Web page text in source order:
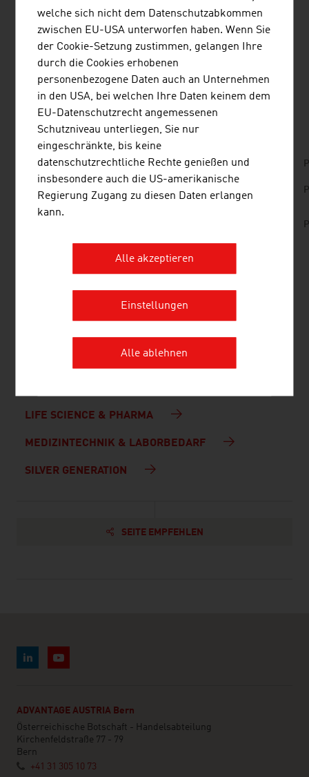
nachhaltiger Produkte. So wird z.B. an
umweltfreundlichen Entsorgungssystemen für
medizinische Flüssigkeiten, an Mehrwegprodukten und
am bewussten Einsatz von Kunststoffen gearbeitet.
listen
downloads
DOWNLOADS
No. 167, Medical Services, en | ru
No. 157, Fresh View, Smart Cities, en | de
No. 155, Fresh View, Life Sciences and Medical
LIFE SCIENCE & PHARMA
MEDIZINTECHNIK & LABORBEDARF
SILVER GENERATION
SEITE EMPFEHLEN
ADVANTAGE AUSTRIA Bern
Österreichische Botschaft - Handelsabteilung
Kirchenfeldstraße 77 - 79
Bern
+41 31 305 10 73
welche sich nicht dem Datenschutzabkommen
zwischen EU-USA unterworfen haben. Wenn Sie
der Cookie-Setzung zustimmen, gelangen Ihre
durch die Cookies erhobenen
personenbezogene Daten auch an Unternehmen
in den USA, bei welchen Ihre Daten keinem dem
EU-Datenschutzrecht angemessenen
Schutzniveau unterliegen, Sie nur
eingeschränkte, bis keine
datenschutzrechtliche Rechte genießen und
insbesondere auch die US-amerikanische
Regierung Zugang zu diesen Daten erlangen
kann.
Alle akzeptieren
Einstellungen
Alle ablehnen